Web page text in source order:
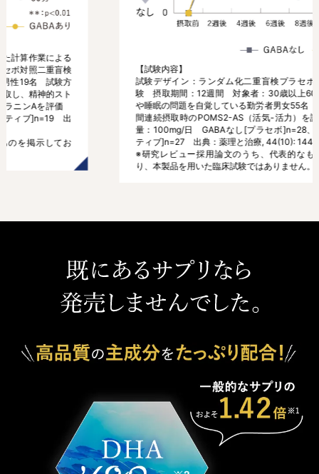
【試験内容】
試験デザイン：ランダム化二重盲検プラセボ対照並行群間試
験 摂取期間：12週間 対象者：30歳以上60歳未満の疲労感
や睡眠の問題を自覚している勤労者男女55名 試験方法：12週
間連続摂取時のPOMS2-AS（活気-活力）を評価 GABA摂取
量：100mg/日 GABAなし[プラセボ]n=28、GABAあり[アク
ティブ]n=27 出典：薬理と治療, 44(10): 1445-1454(2016)
※研究レビュー採用論文のうち、代表的なものを掲示してお
り、本製品を用いた臨床試験ではありません。